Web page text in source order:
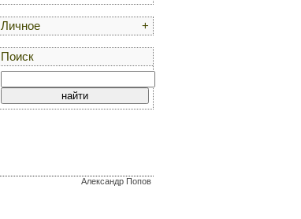
+
Личное
Поиск
Александр Попов